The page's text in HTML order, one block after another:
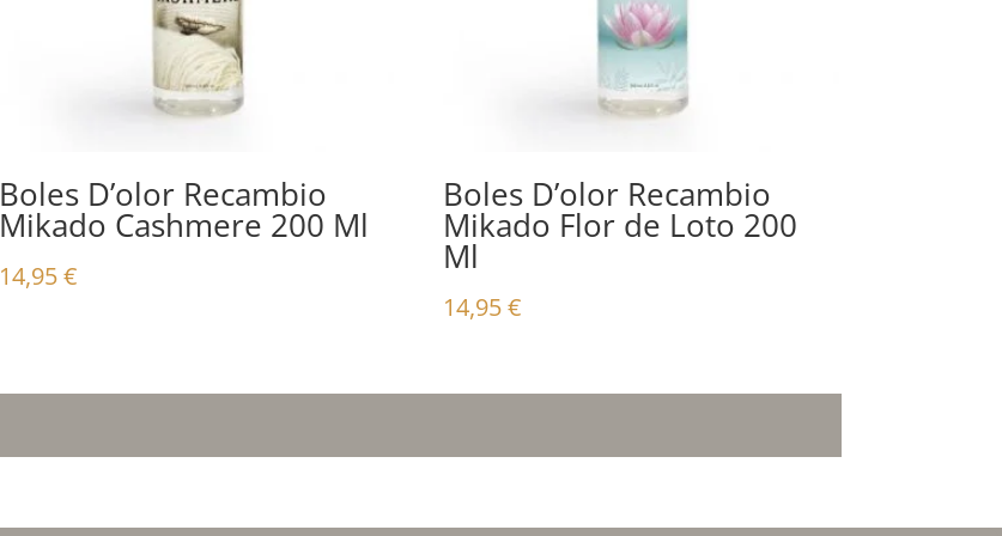
Boles D’olor Recambio
Mikado Cashmere 200 Ml
14,95€
Boles D’olor Recambio
Mikado Flor de Loto 200
Ml
14,95€